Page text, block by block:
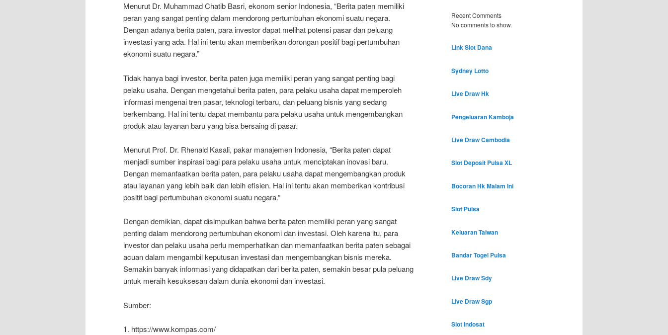
Menurut Dr. Muhammad Chatib Basri, ekonom senior Indonesia, “Berita paten memiliki
peran yang sangat penting dalam mendorong pertumbuhan ekonomi suatu negara.
Dengan adanya berita paten, para investor dapat melihat potensi pasar dan peluang
investasi yang ada. Hal ini tentu akan memberikan dorongan positif bagi pertumbuhan
ekonomi suatu negara.”
Tidak hanya bagi investor, berita paten juga memiliki peran yang sangat penting bagi
pelaku usaha. Dengan mengetahui berita paten, para pelaku usaha dapat memperoleh
informasi mengenai tren pasar, teknologi terbaru, dan peluang bisnis yang sedang
berkembang. Hal ini tentu dapat membantu para pelaku usaha untuk mengembangkan
produk atau layanan baru yang bisa bersaing di pasar.
Menurut Prof. Dr. Rhenald Kasali, pakar manajemen Indonesia, “Berita paten dapat
menjadi sumber inspirasi bagi para pelaku usaha untuk menciptakan inovasi baru.
Dengan memanfaatkan berita paten, para pelaku usaha dapat mengembangkan produk
atau layanan yang lebih baik dan lebih efisien. Hal ini tentu akan memberikan kontribusi
positif bagi pertumbuhan ekonomi suatu negara.”
Dengan demikian, dapat disimpulkan bahwa berita paten memiliki peran yang sangat
penting dalam mendorong pertumbuhan ekonomi dan investasi. Oleh karena itu, para
investor dan pelaku usaha perlu memperhatikan dan memanfaatkan berita paten sebagai
acuan dalam mengambil keputusan investasi dan mengembangkan bisnis mereka.
Semakin banyak informasi yang didapatkan dari berita paten, semakin besar pula peluang
untuk meraih kesuksesan dalam dunia ekonomi dan investasi.
Sumber:
1. https://www.kompas.com/
Recent Comments
No comments to show.
Link Slot Dana
Sydney Lotto
Live Draw Hk
Pengeluaran Kamboja
Live Draw Cambodia
Slot Deposit Pulsa XL
Bocoran Hk Malam Ini
Slot Pulsa
Keluaran Taiwan
Bandar Togel Pulsa
Live Draw Sdy
Live Draw Sgp
Slot Indosat